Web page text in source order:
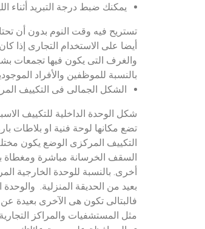
يمكنك ضبط درجة التبريد أثناء
تستريح فيه وقت النوم بدون أن
أيضا على الاستخدام التجارى إذا
والغرف التى يكون فيها تجمعات
بالنسبة للموظفين والأفراد
الشكل الجمالى فى التكييف
شكل الوحدة الداخلية للتكييف
التكييف المركزى الوضع يكون
السقف الخرسانة مباشرة ومغطاة
أخرى. بالنسبة للوحدة الخارجية
بعيد من الحديقة المنزلية.
فالبتالى تكون هى الآخرى بعيدة
مثل المستشفيات والمراكز